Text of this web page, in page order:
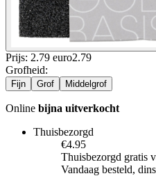
Prijs: 2.79 euro2.79
Grofheid:
Fijn Grof Middelgrof
Online bijna uitverkocht
Thuisbezorgd
€4.95
Thuisbezorgd gratis
Vandaag besteld,